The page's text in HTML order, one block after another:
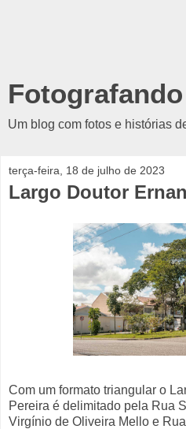
Um blog com fotos e histórias
terça-feira, 18 de julho de 2023
Largo Doutor
Com um formato triangular o
Pereira é delimitado pela Rua
Virgínio de Oliveira Mello e